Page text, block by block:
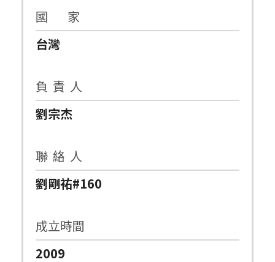
國 家
台灣
負 責 人
劉宗杰
聯 絡 人
劉剛祐#160
成立時間
2009